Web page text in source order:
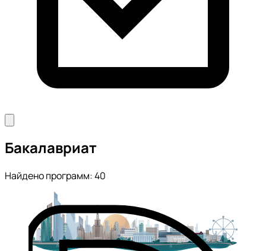
Бакалавриат
Найдено программ: 40